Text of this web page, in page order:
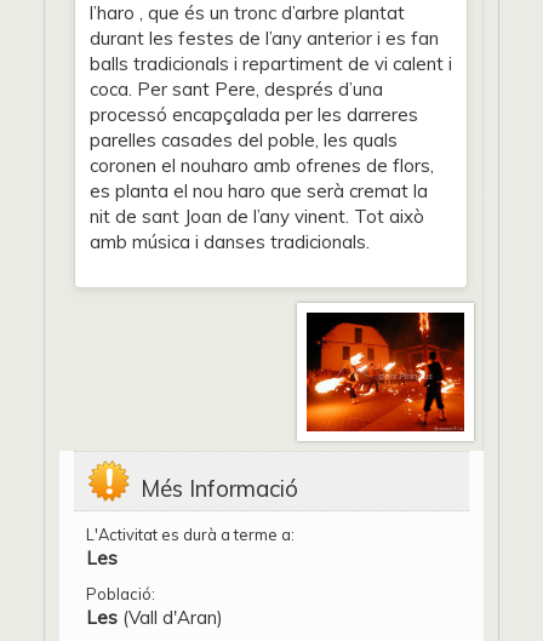
l’haro , que és un tronc d’arbre plantat
durant les festes de l’any anterior i es fan
balls tradicionals i repartiment de vi calent i
coca. Per sant Pere, després d’una
processó encapçalada per les darreres
parelles casades del poble, les quals
coronen el nouharo amb ofrenes de flors,
es planta el nou haro que serà cremat la
nit de sant Joan de l’any vinent. Tot això
amb música i danses tradicionals.
Més Informació
L'Activitat es durà a terme a:
Les
Població:
Les (Vall d'Aran)